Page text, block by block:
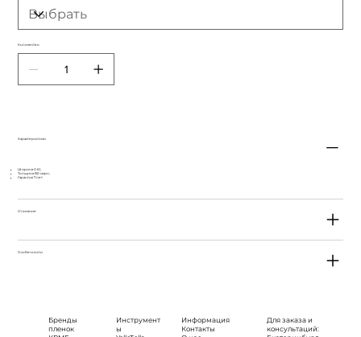
Количество
Характеристики
Ширина 0.61,
Толщина 150 мкрн,
Гарантия 7 лет
Описание
Особенности
Бренды
пленок
Инструмент
ы
Информация
Контакты
Для заказа и
консультаций: